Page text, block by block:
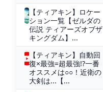
【ティアキン】ロケー
ション一覧【ゼルダの
伝説 ティアーズオブザ
キングダム】...
【ティアキン】自動回
復×最強=超最強!?一番
オススメは○○！近衛の
大剣は...【...